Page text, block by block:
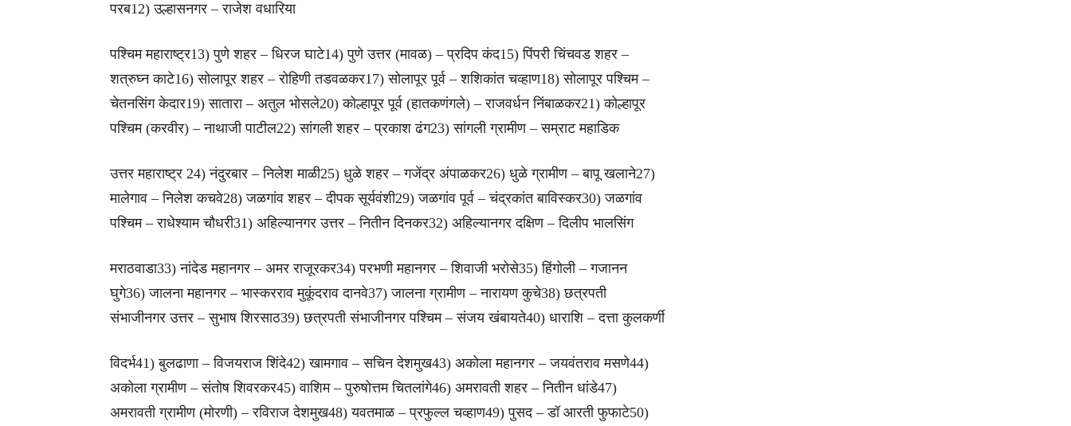
परब12) उल्हासनगर – राजेश वधारिया
पश्चिम महाराष्ट्र13) पुणे शहर – धिरज घाटे14) पुणे उत्तर (मावळ) – प्रदिप कंद15) पिंपरी चिंचवड शहर –
शत्रुघ्न काटे16) सोलापूर शहर – रोहिणी तडवळकर17) सोलापूर पूर्व – शशिकांत चव्हाण18) सोलापूर पश्चिम –
चेतनसिंग केदार19) सातारा – अतुल भोसले20) कोल्हापूर पूर्व (हातकणंगले) – राजवर्धन निंबाळकर21) कोल्हापूर
पश्चिम (करवीर) – नाथाजी पाटील22) सांगली शहर – प्रकाश ढंग23) सांगली ग्रामीण – सम्राट महाडिक
उत्तर महाराष्ट्र 24) नंदुरबार – निलेश माळी25) धुळे शहर – गजेंद्र अंपाळकर26) धुळे ग्रामीण – बापू खलाने27)
मालेगाव – निलेश कचवे28) जळगांव शहर – दीपक सूर्यवंशी29) जळगांव पूर्व – चंद्रकांत बाविस्कर30) जळगांव
पश्चिम – राधेश्याम चौधरी31) अहिल्यानगर उत्तर – नितीन दिनकर32) अहिल्यानगर दक्षिण – दिलीप भालसिंग
मराठवाडा33) नांदेड महानगर – अमर राजूरकर34) परभणी महानगर – शिवाजी भरोसे35) हिंगोली – गजानन
घुगे36) जालना महानगर – भास्करराव मुकूंदराव दानवे37) जालना ग्रामीण – नारायण कुचे38) छत्रपती
संभाजीनगर उत्तर – सुभाष शिरसाठ39) छत्रपती संभाजीनगर पश्चिम – संजय खंबायते40) धाराशि – दत्ता कुलकर्णी
विदर्भ41) बुलढाणा – विजयराज शिंदे42) खामगाव – सचिन देशमुख43) अकोला महानगर – जयवंतराव मसणे44)
अकोला ग्रामीण – संतोष शिवरकर45) वाशिम – पुरुषोत्तम चितलांगे46) अमरावती शहर – नितीन धांडे47)
अमरावती ग्रामीण (मोरणी) – रविराज देशमुख48) यवतमाळ – प्रफुल्ल चव्हाण49) पुसद – डॉ आरती फुफाटे50)